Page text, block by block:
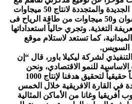
هيئة تنمية واستخدام الطاقة الجديدة والمتجددة لانتاج 50 ميجاوات
من الطاقة الشمسية في اسوان و50 ميجاوات من طاقة الرياح فى
التغذية. وتجري حالياً استعداداتها
كما تستعد لاستلام موقع
السويس.
لشركة ليكيلا باور، قال “إن
للنمو الاقتصادي، ونحن
سعداء أن شركتنا تحرز تقدماً حقيقياً لتحقيق هدفنا لإنتاج 1000
في القارة الافريقية خلال الخمس
أفريقيا وغانا من الأماكن المثالية